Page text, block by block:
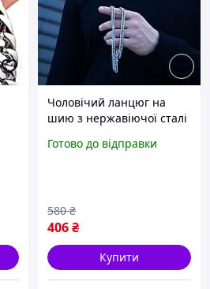
Чоловічий ланцюг на
шию з нержавіючої сталі
Готово до відправки
406₴
580 ₴
Купити